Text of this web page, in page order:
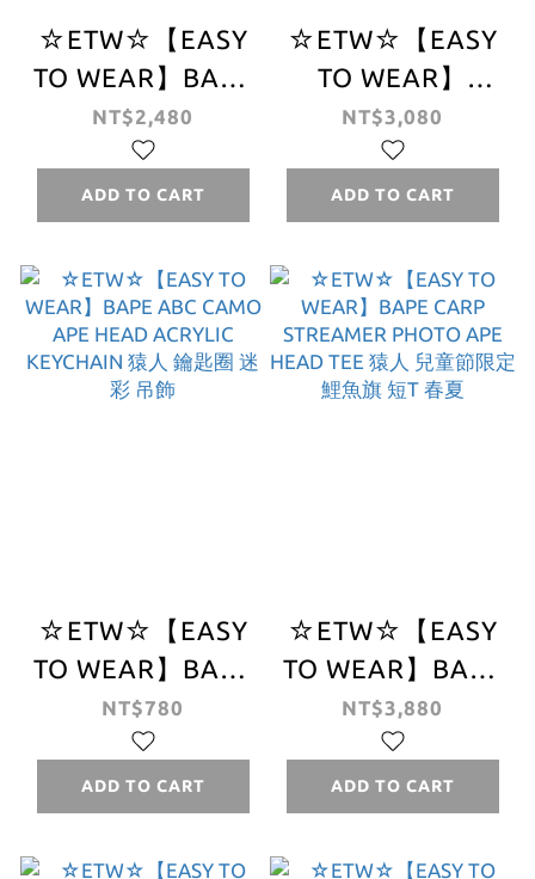
☆ETW☆【EASY
TO WEAR】BAPE
COLOR CAMO
STA GI BELT 猿人
皮帶 星星 迷彩 帆
布腰帶 配件
NT$2,480
ADD TO CART
☆ETW☆【EASY
TO WEAR】
Supreme 26SS
HARD TEE 噴漆
塗鴉 字體 短T 春
夏
NT$3,080
ADD TO CART
☆ETW☆【EASY
TO WEAR】BAPE
ABC CAMO APE
HEAD ACRYLIC
KEYCHAIN 猿人
鑰匙圈 迷彩 吊飾
NT$780
ADD TO CART
☆ETW☆【EASY
TO WEAR】BAPE
CARP STREAMER
PHOTO APE
HEAD TEE 猿人
兒童節限定 鯉魚旗
短T 春夏
NT$3,880
ADD TO CART